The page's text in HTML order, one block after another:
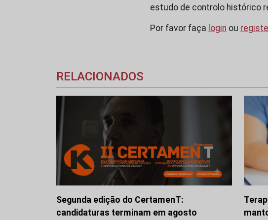
estudo de controlo histórico
Por favor faça login ou
RELACIONADOS
Segunda edição do CertamenT:
candidaturas terminam em agosto